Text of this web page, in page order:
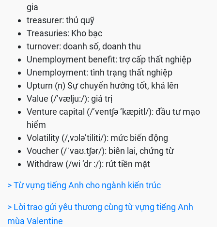
gia
treasurer: thủ quỹ
Treasuries: Kho bạc
turnover: doanh số, doanh thu
Unemployment benefit: trợ cấp thất nghiệp
Unemployment: tình trạng thất nghiệp
Upturn (n) Sự chuyển hướng tốt, khá lên
Value (/’vælju:/): giá trị
Venture capital (/’ventʃə ‘kæpitl/): đầu tư mạo
hiểm
Volatility (/,vɔlə’tiliti/): mức biến động
Voucher (/ˈvaʊ.tʃər/): biên lai, chứng từ
Withdraw (/wi ‘dr :/): rút tiền mặt
> Từ vựng tiếng Anh cho ngành kiến trúc
> Lời trao gửi yêu thương cùng từ vựng tiếng Anh
mùa Valentine